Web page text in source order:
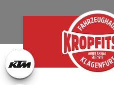
STARTSEITE YAMAHA